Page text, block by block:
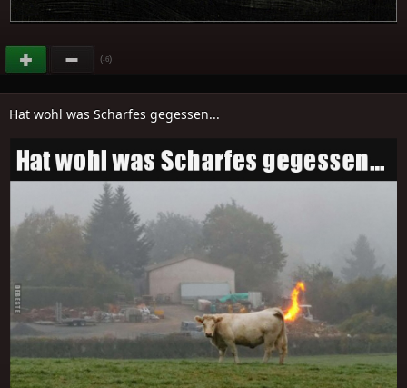
(-6)
Hat wohl was Scharfes gegessen...